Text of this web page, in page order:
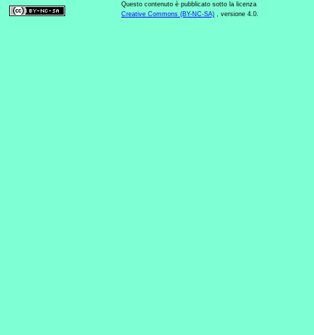
Questo contenuto è pubblicato sotto la licenza
Creative Commons (BY-NC-SA) , versione 4.0.